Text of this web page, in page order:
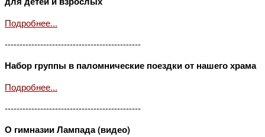
Подробнее...
----------------------------------------------
Набор группы в паломнические поездки от нашего храма
Подробнее...
----------------------------------------------
О гимназии Лампада (видео)